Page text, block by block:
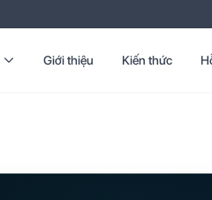
Giới thiệu Kiến thức